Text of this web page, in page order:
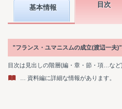
基本情報 目次
"フランス・ユマニスムの成立(渡辺一夫
目次は見出しの階層(編・章・節・項…な
… 資料編に詳細な情報があります。